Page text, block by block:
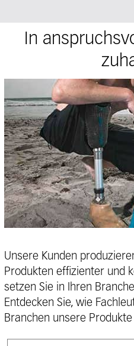
In
Unsere Kunden
Produkten effizienter und
setzen Sie in Ihren
Entdecken Sie, wie
Branchen unsere